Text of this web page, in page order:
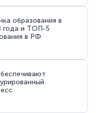
образования в
года и ТОП-5
в РФ